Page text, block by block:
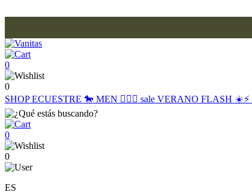
0
0
SHOPECUESTRE 🐎 MEN 🙋🏽‍♂️ sale VERANO FLASH ☀️⚡️
0
0
ES